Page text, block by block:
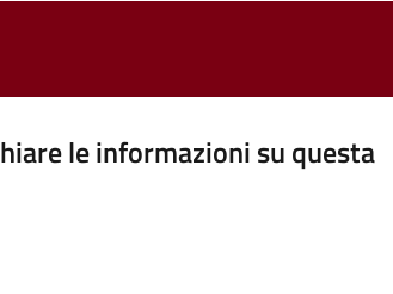
le informazioni su questa